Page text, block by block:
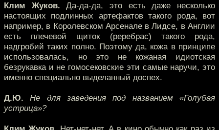
Клим Жуков. Да-да-да, это есть даже несколько
настоящих подлинных артефактов такого рода, вот
например, в Королевском Арсенале в Лидсе, в Англии
есть плечевой щиток (реребрас) такого рода,
надгробий таких полно. Поэтому да, кожа в принципе
использовалась, но это не кожаная идиотская
безрукавка и не гомосековские эти самые наручи, это
именно специально выделанный доспех.
Д.Ю. Не для заведения под названием «Голубая
устрица»?